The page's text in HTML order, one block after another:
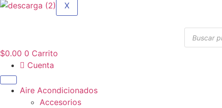
X
Búsqueda
de
productos
$0.00 0 Carrito
Cuenta
Aire Acondicionados
Accesorios